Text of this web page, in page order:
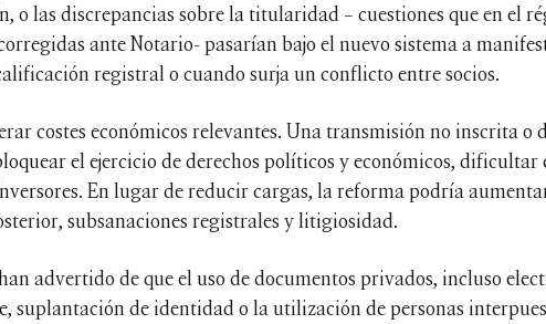
o las discrepancias sobre la titularidad – cuestiones que en el
ante Notario- pasarían bajo el nuevo sistema a
registral o cuando surja un conflicto entre socios.
costes económicos relevantes. Una transmisión no inscrita o
el ejercicio de derechos políticos y económicos,
En lugar de reducir cargas, la reforma podría
subsanaciones registrales y litigiosidad.
advertido de que el uso de documentos privados, incluso
suplantación de identidad o la utilización de personas